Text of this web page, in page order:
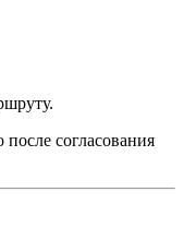
согласования